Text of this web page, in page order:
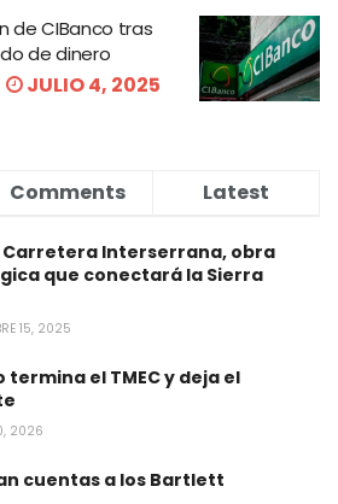
de CIBanco tras
de dinero
JULIO 4, 2025
Comments Latest
Carretera Interserrana, obra
que conectará la Sierra
15, 2025
termina el TMEC y deja el
2026
cuentas a los Bartlett